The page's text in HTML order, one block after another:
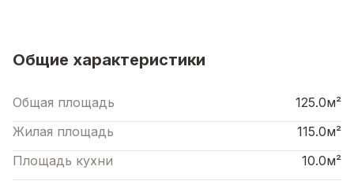
Общие характеристики
Общая площадь
125.0м²
Жилая площадь
115.0м²
Площадь кухни
10.0м²